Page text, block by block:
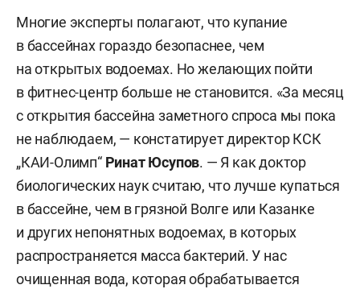
Многие эксперты полагают, что купание
в бассейнах гораздо безопаснее, чем
на открытых водоемах. Но желающих пойти
в фитнес-центр больше не становится. «За месяц
с открытия бассейна заметного спроса мы пока
не наблюдаем, — констатирует директор КСК
„КАИ-Олимп“ Ринат Юсупов. — Я как доктор
биологических наук считаю, что лучше купаться
в бассейне, чем в грязной Волге или Казанке
и других непонятных водоемах, в которых
распространяется масса бактерий. У нас
очищенная вода, которая обрабатывается